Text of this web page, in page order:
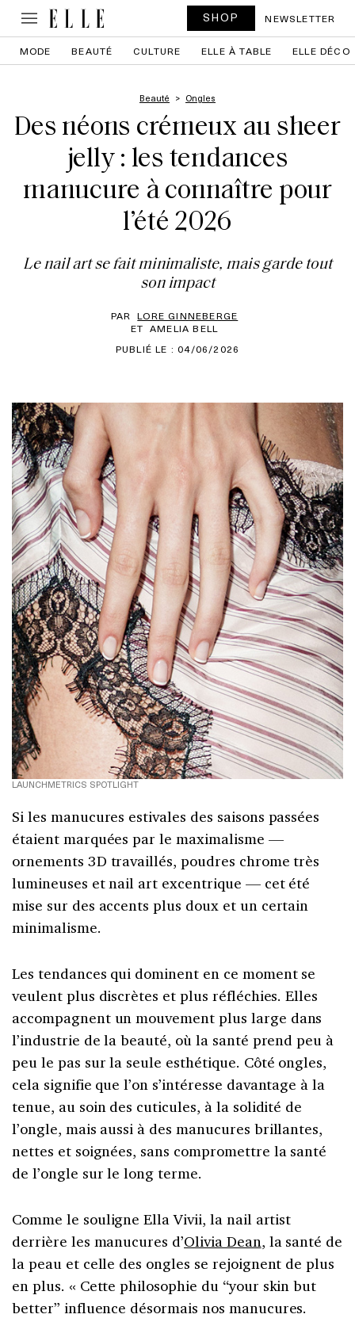
SHOP NEWSLETTER
MODE BEAUTÉ CULTURE ELLE À TABLE ELLE DÉCO
Beauté Ongles
Des néons crémeux au sheer
jelly : les tendances
manucure à connaître pour
l’été 2026
Le nail art se fait minimaliste, mais garde tout
son impact
PAR LORE GINNEBERGE
ET AMELIA BELL
PUBLIÉ LE : 04/06/2026
LAUNCHMETRICS SPOTLIGHT
Si les manucures estivales des saisons passées
étaient marquées par le maximalisme —
ornements 3D travaillés, poudres chrome très
lumineuses et nail art excentrique — cet été
mise sur des accents plus doux et un certain
minimalisme.
Les tendances qui dominent en ce moment se
veulent plus discrètes et plus réfléchies. Elles
accompagnent un mouvement plus large dans
l’industrie de la beauté, où la santé prend peu à
peu le pas sur la seule esthétique. Côté ongles,
cela signifie que l’on s’intéresse davantage à la
tenue, au soin des cuticules, à la solidité de
l’ongle, mais aussi à des manucures brillantes,
nettes et soignées, sans compromettre la santé
de l’ongle sur le long terme.
Comme le souligne Ella Vivii, la nail artist
derrière les manucures d’Olivia Dean, la santé de
la peau et celle des ongles se rejoignent de plus
en plus. « Cette philosophie du “your skin but
better” influence désormais nos manucures.